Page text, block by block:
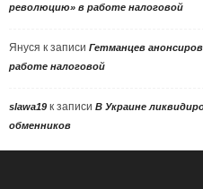
революцию» в работе налоговой
Януся к записи Гетманцев
работе налоговой
slawa19 к записи В Украине
обменников